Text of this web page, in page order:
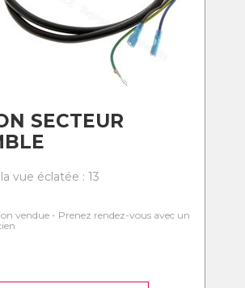
SECTEUR
vue éclatée : 13
vendue - Prenez rendez-vous avec un